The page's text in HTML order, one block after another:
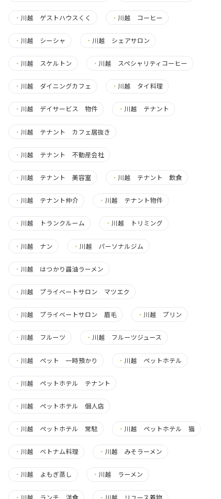
・ 川越 ゲストハウスくく ・ 川越 コーヒー
・ 川越 シーシャ ・ 川越 シェアサロン
・ 川越 スケルトン ・ 川越 スペシャリティコーヒー
・ 川越 ダイニングカフェ ・ 川越 タイ料理
・ 川越 デイサービス 物件 ・ 川越 テナント
・ 川越 テナント カフェ居抜き
・ 川越 テナント 不動産会社
・ 川越 テナント 美容室 ・ 川越 テナント 飲食
・ 川越 テナント仲介 ・ 川越 テナント物件
・ 川越 トランクルーム ・ 川越 トリミング
・ 川越 ナン ・ 川越 パーソナルジム
・ 川越 はつかり醤油ラーメン
・ 川越 プライベートサロン マツエク
・ 川越 プライベートサロン 眉毛 ・ 川越 プリン
・ 川越 フルーツ ・ 川越 フルーツジュース
・ 川越 ペット 一時預かり ・ 川越 ペットホテル
・ 川越 ペットホテル テナント
・ 川越 ペットホテル 個人店
・ 川越 ペットホテル 常駐 ・ 川越 ペットホテル 猫
・ 川越 ベトナム料理 ・ 川越 みそラーメン
・ 川越 よもぎ蒸し ・ 川越 ラーメン
・ 川越 ランチ 洋食 ・ 川越 リユース着物